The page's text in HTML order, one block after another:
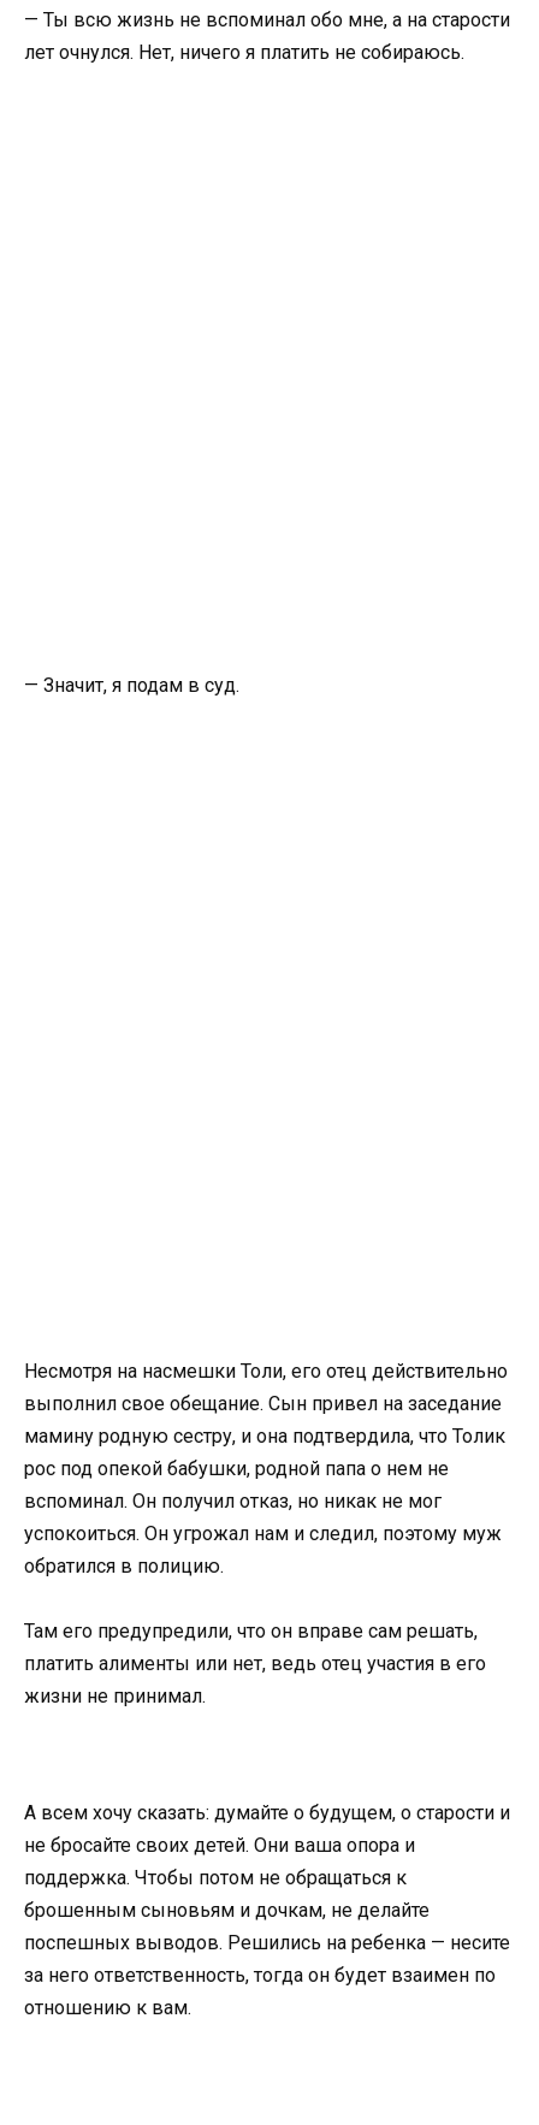
— Ты всю жизнь не вспоминал обо мне, а на старости
лет очнулся. Нет, ничего я платить не собираюсь.
— Значит, я подам в суд.
Несмотря на насмешки Толи, его отец действительно
выполнил свое обещание. Сын привел на заседание
мамину родную сестру, и она подтвердила, что Толик
рос под опекой бабушки, родной папа о нем не
вспоминал. Он получил отказ, но никак не мог
успокоиться. Он угрожал нам и следил, поэтому муж
обратился в полицию.
Там его предупредили, что он вправе сам решать,
платить алименты или нет, ведь отец участия в его
жизни не принимал.
А всем хочу сказать: думайте о будущем, о старости и
не бросайте своих детей. Они ваша опора и
поддержка. Чтобы потом не обращаться к
брошенным сыновьям и дочкам, не делайте
поспешных выводов. Решились на ребенка — несите
за него ответственность, тогда он будет взаимен по
отношению к вам.